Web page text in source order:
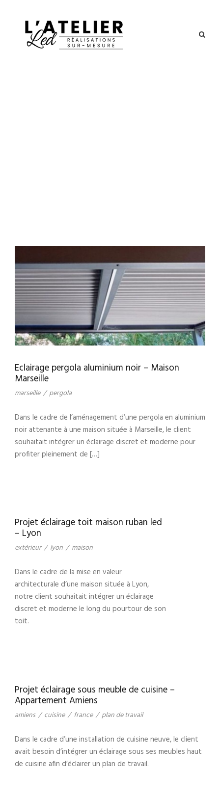
Eclairage pergola aluminium noir – Maison
Marseille
marseille / pergola
Dans le cadre de l’aménagement d’une pergola en aluminium
noir attenante à une maison située à Marseille, le client
souhaitait intégrer un éclairage discret et moderne pour
profiter pleinement de […]
Projet éclairage toit maison ruban led
– Lyon
extérieur / lyon / maison
Dans le cadre de la mise en valeur
architecturale d’une maison située à Lyon,
notre client souhaitait intégrer un éclairage
discret et moderne le long du pourtour de son
toit.
Projet éclairage sous meuble de cuisine –
Appartement Amiens
amiens / cuisine / france / plan de travail
Dans le cadre d’une installation de cuisine neuve, le client
avait besoin d’intégrer un éclairage sous ses meubles haut
de cuisine afin d’éclairer un plan de travail.